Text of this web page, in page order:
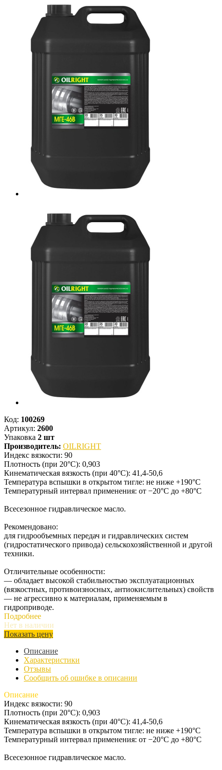
Код: 100269
Артикул: 2600
Упаковка 2 шт
Производитель: OILRIGHT
Индекс вязкости: 90
Плотность (при 20°С): 0,903
Кинематическая вязкость (при 40°С): 41,4-50,6
Температура вспышки в открытом тигле: не ниже +190°С
Температурный интервал применения: от −20°С до +80°С
Всесезонное гидравлическое масло.
Рекомендовано:
для гидрообъемных передач и гидравлических систем
(гидростатического привода) сельскохозяйственной и другой
техники.
Отличительные особенности:
— обладает высокой стабильностью эксплуатационных
(вязкостных, противоизносных, антиокислительных) свойств
— не агрессивно к материалам, применяемым в
гидроприводе.
Подробнее
Нет в наличии
Показать цену
Описание
Характеристики
Отзывы
Сообщить об ошибке в описании
Описание
Индекс вязкости: 90
Плотность (при 20°С): 0,903
Кинематическая вязкость (при 40°С): 41,4-50,6
Температура вспышки в открытом тигле: не ниже +190°С
Температурный интервал применения: от −20°С до +80°С
Всесезонное гидравлическое масло.